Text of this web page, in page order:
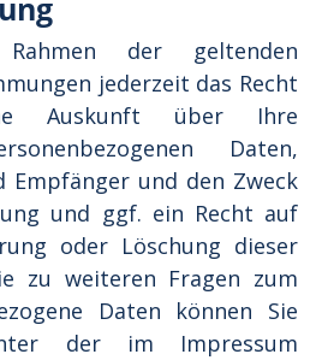
der geltenden
jederzeit das Recht
Auskunft über Ihre
Daten,
Empfänger und den Zweck
und ggf. ein Recht auf
oder Löschung dieser
zu weiteren Fragen zum
Daten können Sie
der im Impressum